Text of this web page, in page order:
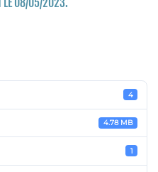
LE08/05/2023.
4
4.78 MB
1